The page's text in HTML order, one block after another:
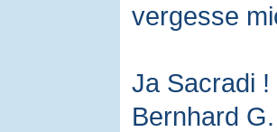
vergesse
Ja Sacradi
Bernhard